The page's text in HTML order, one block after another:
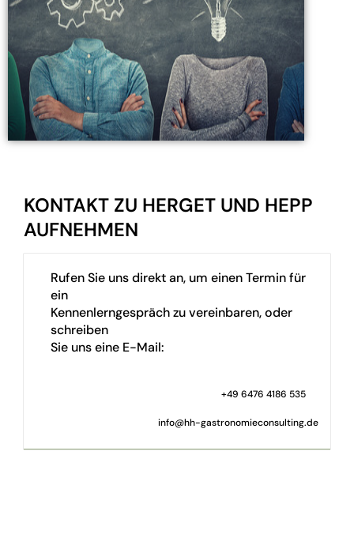
KONTAKT ZU HERGET UND HEPP
AUFNEHMEN
Rufen Sie uns direkt an, um einen Termin für
ein
Kennenlerngespräch zu vereinbaren, oder
schreiben
Sie uns eine E-Mail:
+49 6476 4186 535
info@hh-gastronomieconsulting.de